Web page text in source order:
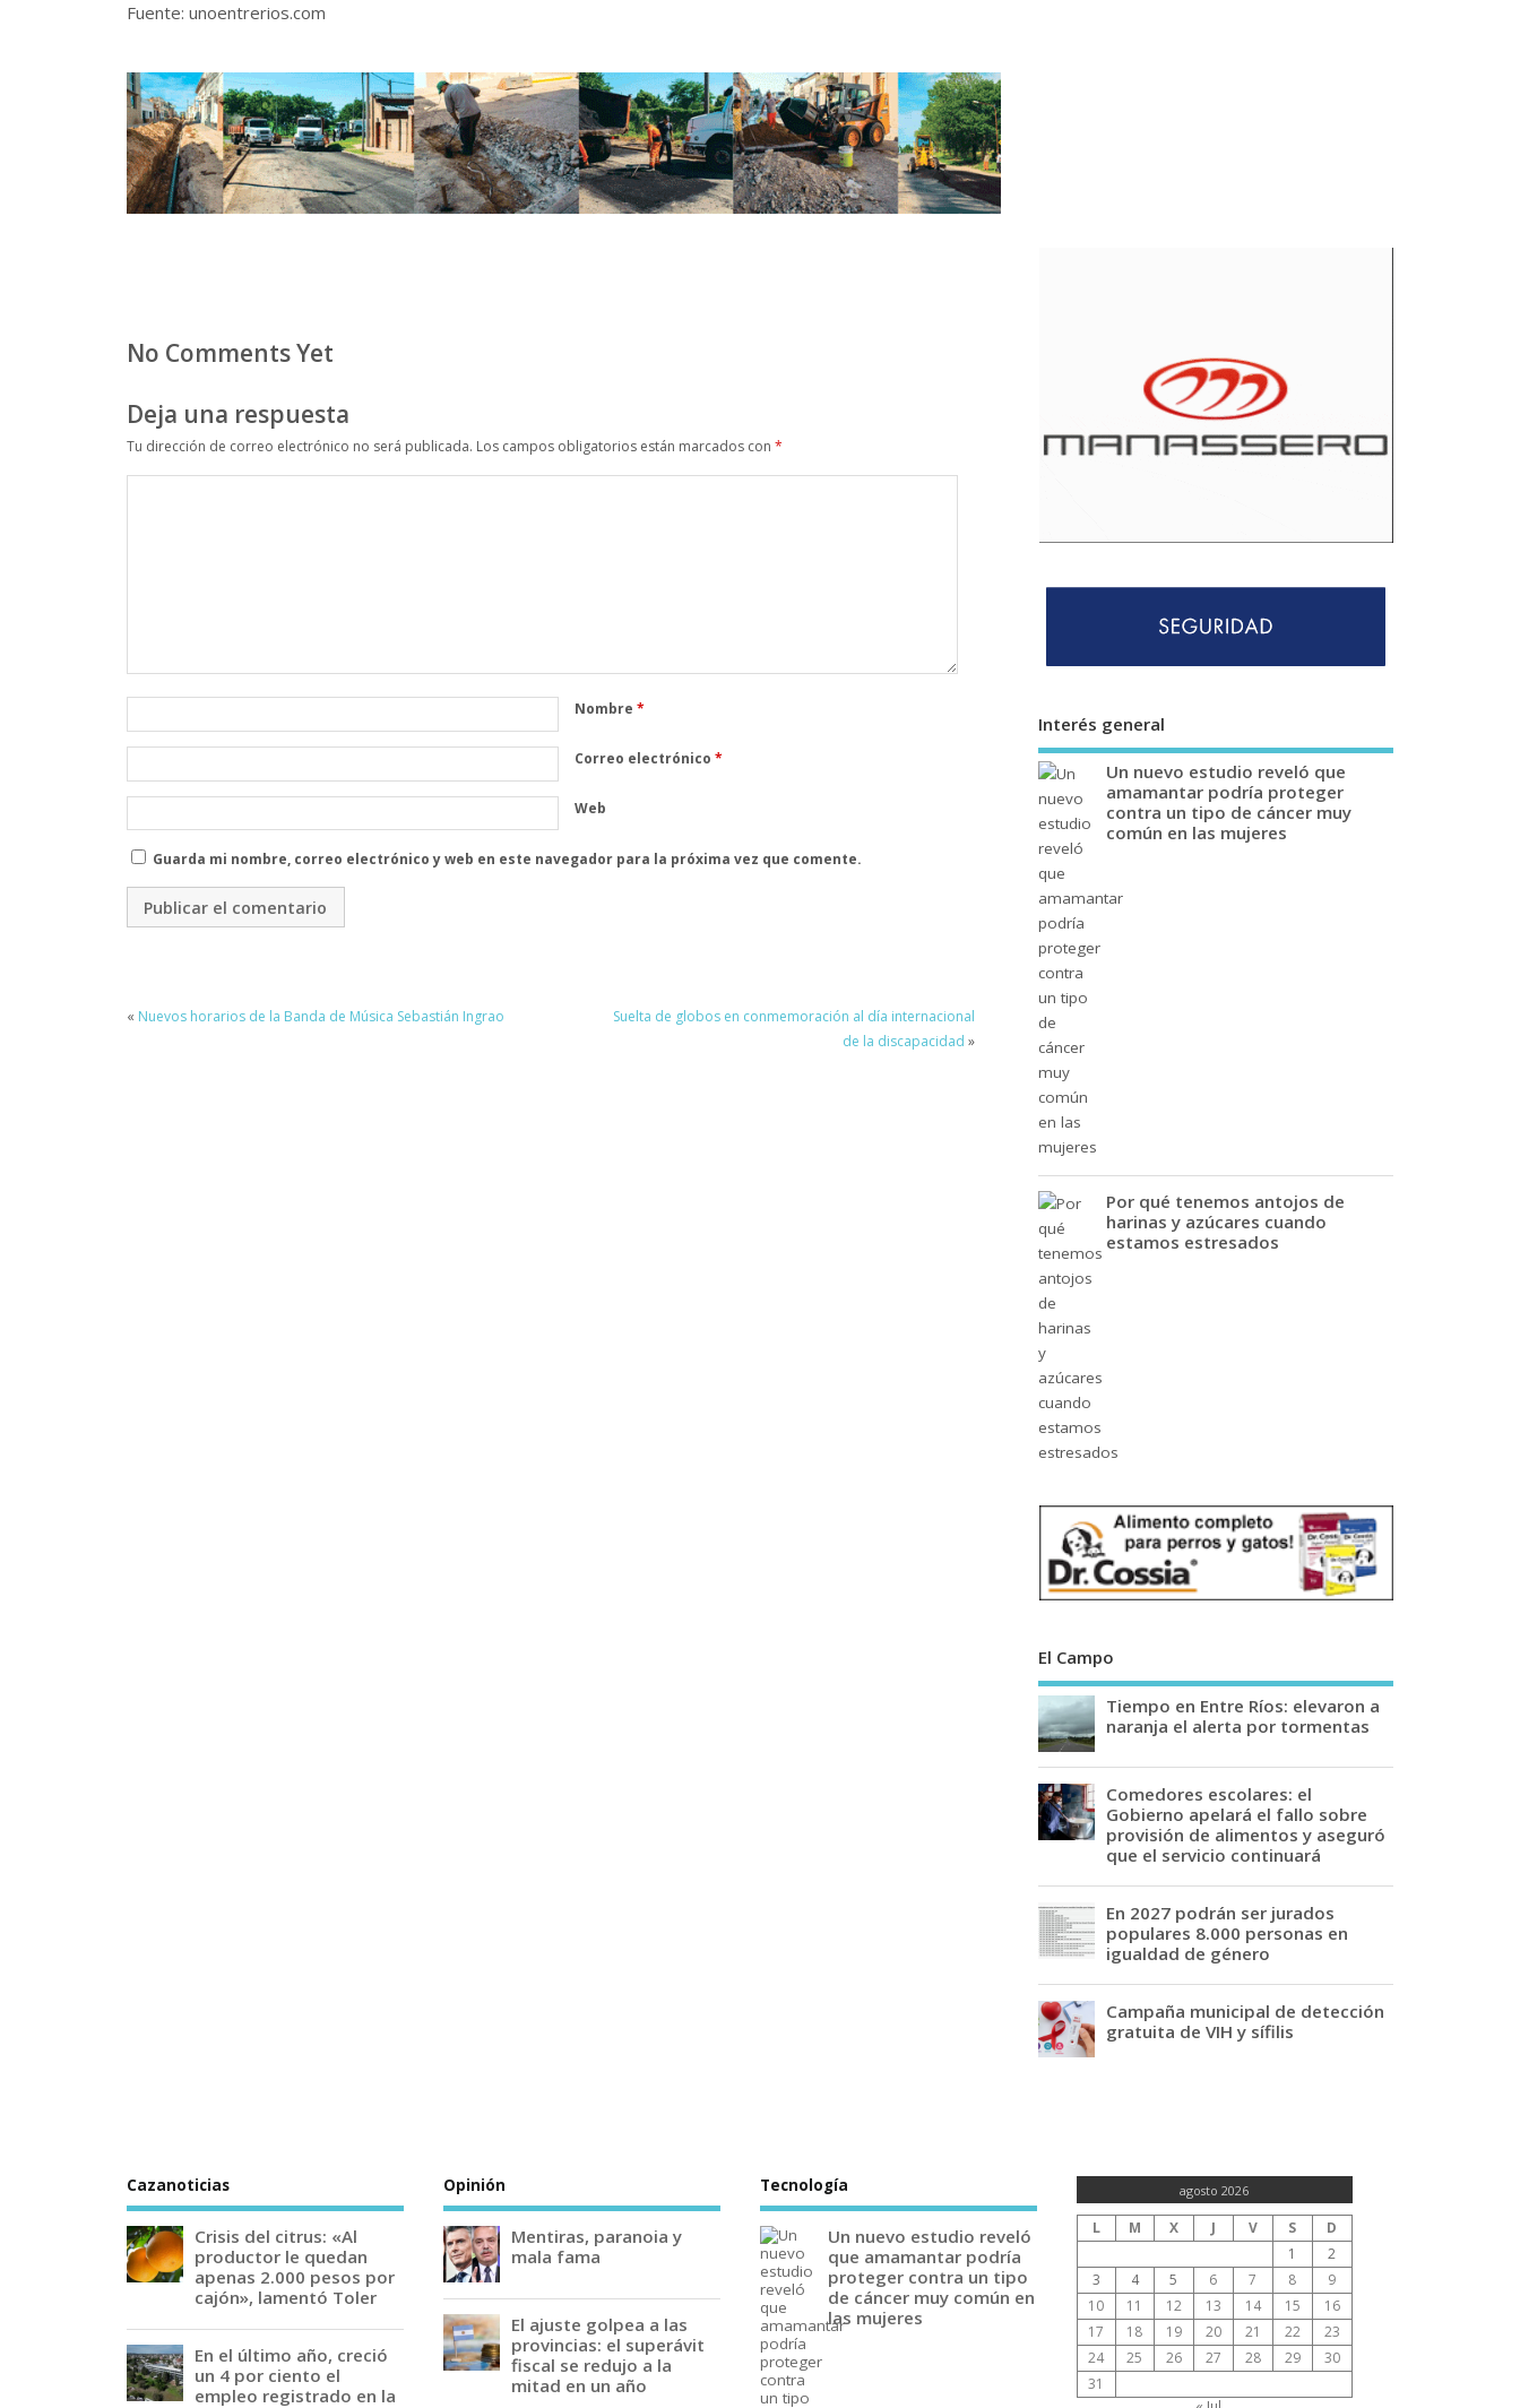
Fuente: unoentrerios.com
No Comments Yet
Deja una respuesta
Tu dirección de correo electrónico no será publicada. Los campos obligatorios están marcados con *
Nombre *
Correo electrónico *
Web
Guarda mi nombre, correo electrónico y web en este navegador para la próxima vez que comente.
« Nuevos horarios de la Banda de Música Sebastián Ingrao
Suelta de globos en conmemoración al día internacional
de la discapacidad »
Interés general
Un nuevo estudio reveló que
amamantar podría proteger
contra un tipo de cáncer muy
común en las mujeres
Por qué tenemos antojos de
harinas y azúcares cuando
estamos estresados
El Campo
Tiempo en Entre Ríos: elevaron a
naranja el alerta por tormentas
Comedores escolares: el
Gobierno apelará el fallo sobre
provisión de alimentos y aseguró
que el servicio continuará
En 2027 podrán ser jurados
populares 8.000 personas en
igualdad de género
Campaña municipal de detección
gratuita de VIH y sífilis
Cazanoticias
Crisis del citrus: «Al
productor le quedan
apenas 2.000 pesos por
cajón», lamentó Toler
En el último año, creció
un 4 por ciento el
empleo registrado en la
Opinión
Mentiras, paranoia y
mala fama
El ajuste golpea a las
provincias: el superávit
fiscal se redujo a la
mitad en un año
Tecnología
Un nuevo estudio reveló
que amamantar podría
proteger contra un tipo
de cáncer muy común en
las mujeres
agosto 2026
L M X J V S
D
1
2
3
4 5 6 7 8
9
10
11 12 13 14 15
16
17
18 19 20 21 22
23
24
25 26 27 28 29
30
31